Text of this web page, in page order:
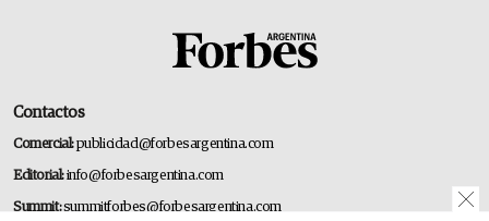
Contactos
Comercial:publicidad@forbesargentina.com
Editorial:info@forbesargentina.com
Summit:summitforbes@forbesargentina.com